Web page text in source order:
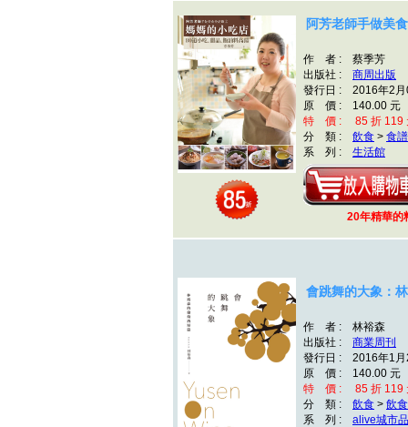
阿芳老師手做美
作 者 : 蔡季芳
出版社 : 商周出版
發行日 : 2016年2月
原 價 : 140.00 元
特 價 : 85 折 119
分 類 : 飲食 > 食譜
系 列 : 生活館
20年精華
會跳舞的大象：
作 者 : 林裕森
出版社 : 商業周刊
發行日 : 2016年1月
原 價 : 140.00 元
特 價 : 85 折 119
分 類 : 飲食 > 飲
系 列 : alive城市